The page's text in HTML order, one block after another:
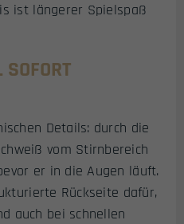
ist längerer Spielspaß
Details: durch die
vom Stirnbereich
er in die Augen läuft.
Rückseite dafür,
auch bei schnellen